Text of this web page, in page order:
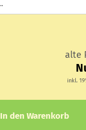
alte
inkl.
In den Warenkorb